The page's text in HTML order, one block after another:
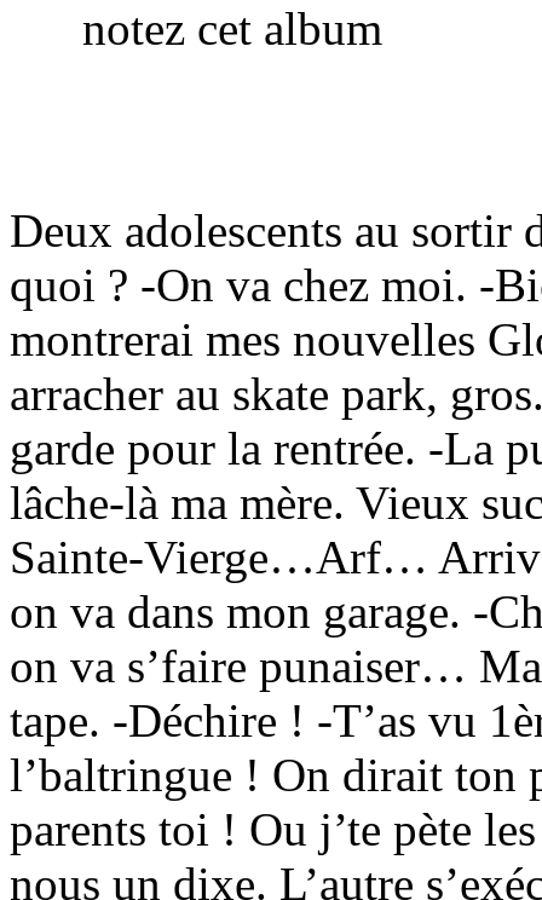
notez cet album
Deux adolescents au
quoi ? -On va chez moi. -
montrerai mes nouvelles
arracher au skate park,
garde pour la rentrée. -La
lâche-là ma mère. Vieux
Sainte-Vierge…Arf…
on va dans mon garage. -
on va s’faire punaiser…
tape. -Déchire ! -T’as vu
l’baltringue ! On dirait ton
parents toi ! Ou j’te pète
nous un dixe. L’autre